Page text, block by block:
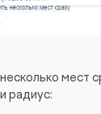
мест
радиус: